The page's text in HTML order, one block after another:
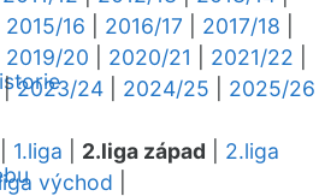
2015/16 2016/17 2017/18
2019/20 2020/21 2021/22
|2023/24 2024/25
2025/26
1.liga 2.liga západ
2.liga
východ